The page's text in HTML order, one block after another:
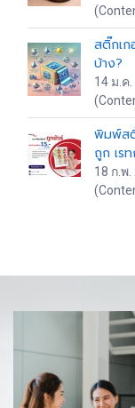
สติ๊กเก
บ้าง?
14 ม.ค.
พิมพ์ส
ถูก เร
18 ก.พ.